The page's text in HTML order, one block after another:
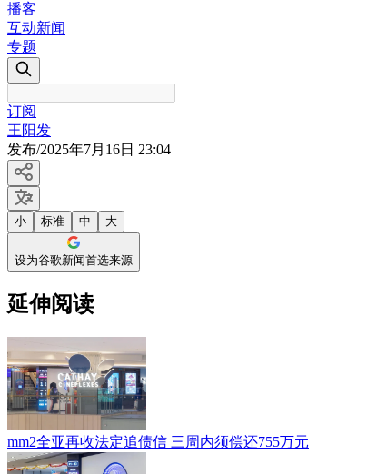
播客
互动新闻
专题
订阅
王阳发
发布/2025年7月16日 23:04
小 标准 中 大
设为谷歌新闻首选来源
延伸阅读
mm2全亚再收法定追债信 三周内须偿还755万元